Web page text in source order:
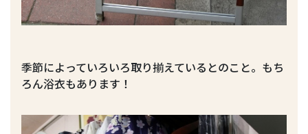
季節によっていろいろ取り揃えているとのこと。もち
ろん浴衣もあります！